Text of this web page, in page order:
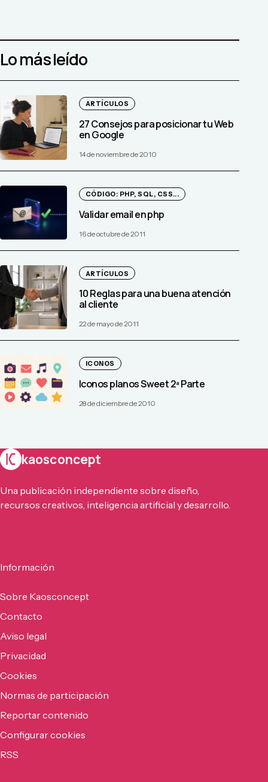
Lo más leído
ARTÍCULOS
27 Consejos para posicionar tu Web
en Google
14 de noviembre de 2010
CÓDIGO: PHP, SQL, CSS...
Validar email en php
16 de octubre de 2011
ARTÍCULOS
10 Reglas para una buena atención
al cliente
22 de mayo de 2011
ICONOS
Iconos planos Sweet 2ª Parte
28 de diciembre de 2010
kaosconcept
Una publicación independiente sobre diseño,
recursos creativos, inteligencia artificial y desarrollo.
Información
Sobre Kaosconcept
Contacto
Aviso legal
Privacidad
Cookies
Normas de participación
Reportar contenido
Configurar cookies
RSS